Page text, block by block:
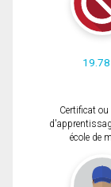
19.78
Certificat
école de